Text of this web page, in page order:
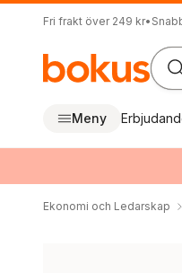
Fri frakt över 249 kr•
Meny
Ekonomi och Ledarskap